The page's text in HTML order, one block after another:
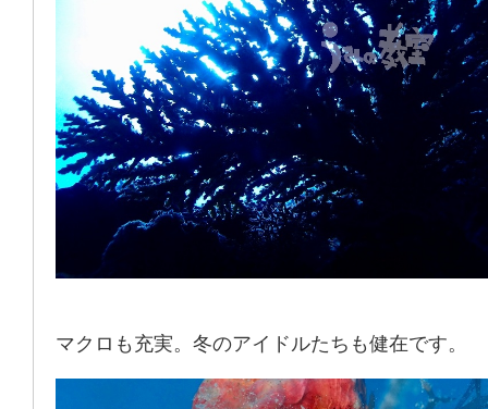
マクロも充実。冬のアイドルたちも健在です。